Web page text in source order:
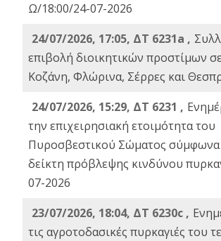
Ω/18:00/24-07-2026
24/07/2026, 17:05, ΔΤ 6231a ,
επιβολή διοικητικών προστίμων
Κοζάνη, Φλώρινα, Σέρρες και
24/07/2026, 15:29, ΔΤ 6231 ,
την επιχειρησιακή ετοιμότητα του
Πυροσβεστικού Σώματος σύμφωνα
δείκτη πρόβλεψης κινδύνου
07-2026
23/07/2026, 18:04, ΔΤ 6230c ,
τις αγροτοδασικές πυρκαγιές του